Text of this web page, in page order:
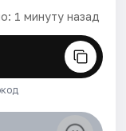
1 минуту назад